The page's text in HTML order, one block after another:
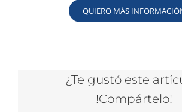
QUIERO MÁS
¿Te gustó este
!Compártelo!